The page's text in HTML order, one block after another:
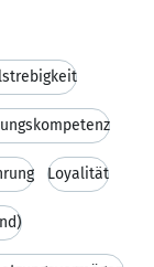
Loyalität